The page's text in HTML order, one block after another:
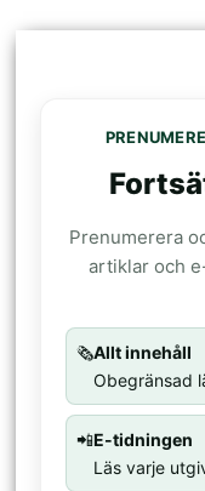
Prenumerera
artiklar och
🗞️Allt innehåll
Obegränsad
📲E-tidningen
Läs varje